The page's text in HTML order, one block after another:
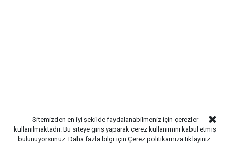
Sitemizden en iyi şekilde faydalanabilmeniz için çerezler
kullanılmaktadır. Bu siteye giriş yaparak çerez kullanımını kabul etmiş
bulunuyorsunuz. Daha fazla bilgi için Çerez politikamıza tıklayınız.